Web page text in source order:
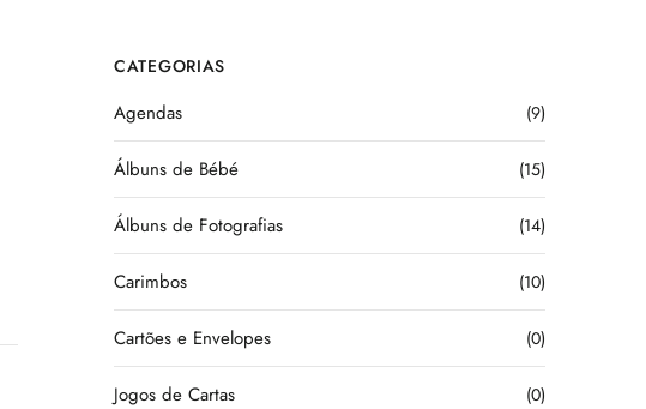
CATEGORIAS
Agendas (9)
Álbuns de Bébé (15)
Álbuns de Fotografias (14)
Carimbos (10)
Cartões e Envelopes (0)
Jogos de Cartas (0)